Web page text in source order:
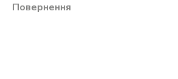
Повернення